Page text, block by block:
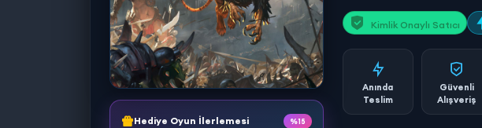
Hediye Oyun İlerlemesi %15
Kimlik Onaylı Satıcı
Anında
Teslim
Güvenli
Alışveriş